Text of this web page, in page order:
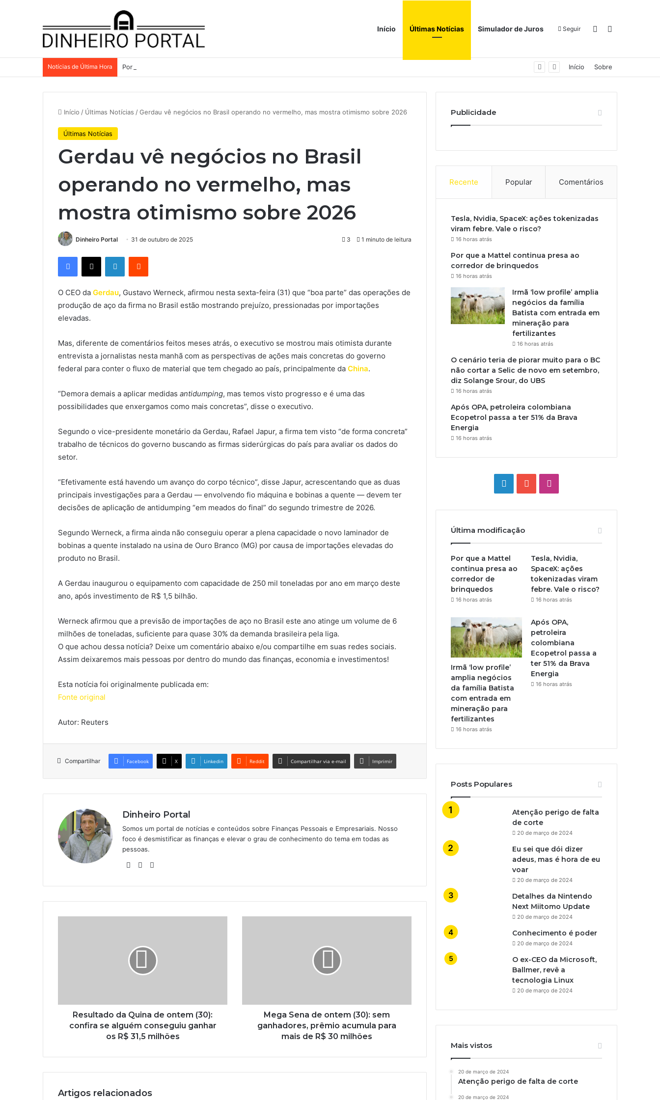
Início Últimas Notícias Simulador de Juros Seguir Switch skin
Notícias de Última Hora Por que a Mattel continua presa ao corredor de brinquedos Início Sobre
Início / Últimas Notícias /Gerdau vê negócios no Brasil operando no vermelho, mas mostra otimismo sobre 2026
Últimas Notícias
Gerdau vê negócios no Brasil
operando no vermelho, mas
mostra otimismo sobre 2026
Dinheiro Portal 31 de outubro de 2025 3 1 minuto de leitura
Facebook
X LinkedinReddit
O CEO da Gerdau, Gustavo Werneck, afirmou nesta sexta-feira (31) que “boa parte” das operações de
produção de aço da firma no Brasil estão mostrando prejuízo, pressionadas por importações
elevadas.
Mas, diferente de comentários feitos meses atrás, o executivo se mostrou mais otimista durante
entrevista a jornalistas nesta manhã com as perspectivas de ações mais concretas do governo
federal para conter o fluxo de material que tem chegado ao país, principalmente da China.
“Demora demais a aplicar medidas antidumping, mas temos visto progresso e é uma das
possibilidades que enxergamos como mais concretas”, disse o executivo.
Segundo o vice-presidente monetário da Gerdau, Rafael Japur, a firma tem visto “de forma concreta”
trabalho de técnicos do governo buscando as firmas siderúrgicas do país para avaliar os dados do
setor.
“Efetivamente está havendo um avanço do corpo técnico”, disse Japur, acrescentando que as duas
principais investigações para a Gerdau — envolvendo fio máquina e bobinas a quente — devem ter
decisões de aplicação de antidumping “em meados do final” do segundo trimestre de 2026.
Segundo Werneck, a firma ainda não conseguiu operar a plena capacidade o novo laminador de
bobinas a quente instalado na usina de Ouro Branco (MG) por causa de importações elevadas do
produto no Brasil.
A Gerdau inaugurou o equipamento com capacidade de 250 mil toneladas por ano em março deste
ano, após investimento de R$ 1,5 bilhão.
Werneck afirmou que a previsão de importações de aço no Brasil este ano atinge um volume de 6
milhões de toneladas, suficiente para quase 30% da demanda brasileira pela liga.
O que achou dessa notícia? Deixe um comentário abaixo e/ou compartilhe em suas redes sociais.
Assim deixaremos mais pessoas por dentro do mundo das finanças, economia e investimentos!
Esta notícia foi originalmente publicada em:
Fonte original
Autor: Reuters
Compartilhar Facebook X Linkedin Reddit Compartilhar via e-mail Imprimir
Dinheiro Portal
Somos um portal de notícias e conteúdos sobre Finanças Pessoais e Empresariais. Nosso
foco é desmistificar as finanças e elevar o grau de conhecimento do tema em todas as
pessoas.
WebsiteLinkedin
Resultado da Quina de ontem (30):
confira se alguém conseguiu ganhar
os R$ 31,5 milhões
Mega Sena de ontem (30): sem
ganhadores, prêmio acumula para
mais de R$ 30 milhões
Artigos relacionados
Publicidade
Recente Popular Comentários
Tesla, Nvidia, SpaceX: ações tokenizadas
viram febre. Vale o risco?
16 horas atrás
Por que a Mattel continua presa ao
corredor de brinquedos
16 horas atrás
Irmã ‘low profile’ amplia
negócios da família
Batista com entrada em
mineração para
fertilizantes
16 horas atrás
O cenário teria de piorar muito para o BC
não cortar a Selic de novo em setembro,
diz Solange Srour, do UBS
16 horas atrás
Após OPA, petroleira colombiana
Ecopetrol passa a ter 51% da Brava
Energia
16 horas atrás
LinkedinYouTube
Última modificação
Por que a Mattel
continua presa ao
corredor de
brinquedos
16 horas atrás
Tesla, Nvidia,
SpaceX: ações
tokenizadas viram
febre. Vale o risco?
16 horas atrás
Irmã ‘low profile’
amplia negócios
da família Batista
com entrada em
mineração para
fertilizantes
16 horas atrás
Após OPA,
petroleira
colombiana
Ecopetrol passa a
ter 51% da Brava
Energia
16 horas atrás
Posts Populares
Atenção perigo de falta
de corte
20 de março de 2024
Eu sei que dói dizer
adeus, mas é hora de eu
voar
20 de março de 2024
Detalhes da Nintendo
Next Miitomo Update
20 de março de 2024
Conhecimento é poder
20 de março de 2024
O ex-CEO da Microsoft,
Ballmer, revê a
tecnologia Linux
20 de março de 2024
Mais vistos
20 de março de 2024
Atenção perigo de falta de corte
20 de março de 2024